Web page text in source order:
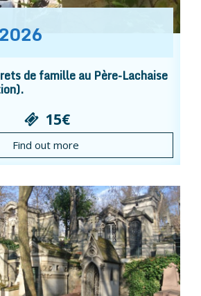
2026
de famille au Père-Lachaise
15€
Find out more